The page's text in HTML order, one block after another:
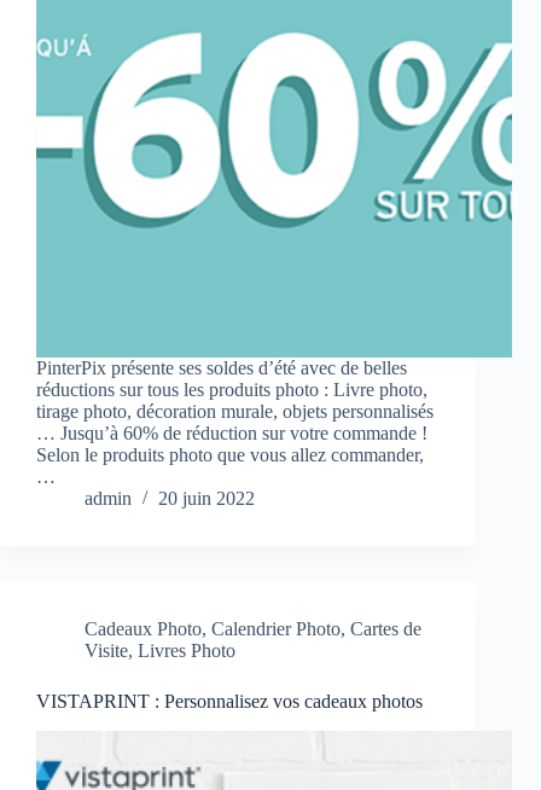
PinterPix présente ses soldes d’été avec de belles
réductions sur tous les produits photo : Livre photo,
tirage photo, décoration murale, objets personnalisés
… Jusqu’à 60% de réduction sur votre commande !
Selon le produits photo que vous allez commander,
…
admin
20 juin 2022
Cadeaux Photo, Calendrier Photo, Cartes de
Visite, Livres Photo
VISTAPRINT : Personnalisez vos cadeaux photos